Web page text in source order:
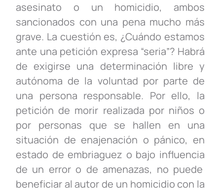
asesinato o un homicidio, ambos
sancionados con una pena mucho más
grave. La cuestión es, ¿Cuándo estamos
ante una petición expresa “seria”? Habrá
de exigirse una determinación libre y
autónoma de la voluntad por parte de
una persona responsable. Por ello, la
petición de morir realizada por niños o
por personas que se hallen en una
situación de enajenación o pánico, en
estado de embriaguez o bajo influencia
de un error o de amenazas, no puede
beneficiar al autor de un homicidio con la